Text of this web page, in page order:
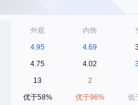
外观
4.95
4.75
13
优于58%
内饰
4.69
4.02
2
优于96%
低